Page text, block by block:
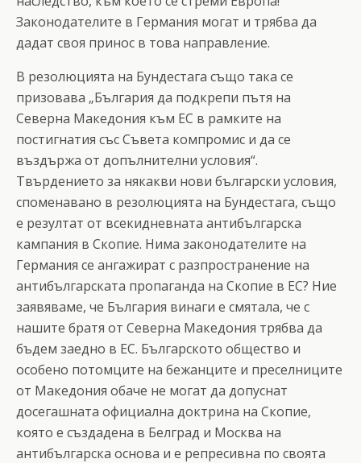
Законодателите в Германия могат и трябва да
дадат своя принос в това направление.
В резолюцията на Бундестага също така се
призовава „България да подкрепи пътя на
Северна Македония към ЕС в рамките на
постигнатия със Съвета компромис и да се
въздържа от допълнителни условия“.
Твърдението за някакви нови български условия,
споменавано в резолюцията на Бундестага, също
е резултат от всекидневната антибългарска
кампания в Скопие. Нима законодателите на
Германия се ангажират с разпространение на
антибългарската пропаганда на Скопие в ЕС? Ние
заявяваме, че България винаги е смятала, че с
нашите братя от Северна Македония трябва да
бъдем заедно в ЕС. Българското общество и
особено потомците на бежанците и преселниците
от Македония обаче не могат да допуснат
досегашната официална доктрина на Скопие,
която е създадена в Белград и Москва на
антибългарска основа и е репресивна по своята